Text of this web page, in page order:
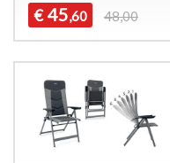
€ 45,60 48,00